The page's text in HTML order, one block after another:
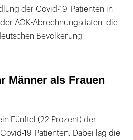
der Covid-19-Patienten in
der AOK-Abrechnungsdaten, die
Bevölkerung
Männer als Frauen
Fünftel (22 Prozent) der
19-Patienten. Dabei lag die